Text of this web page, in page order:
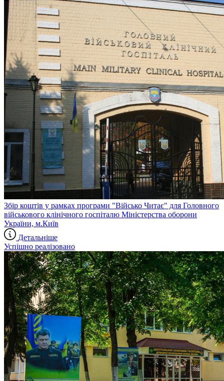
Збір коштів у рамках програми "Військо Читає" для Головного
військового клінічного госпіталю Міністерства оборони
України, м.Київ
Детальніше
Успішно реалізовано